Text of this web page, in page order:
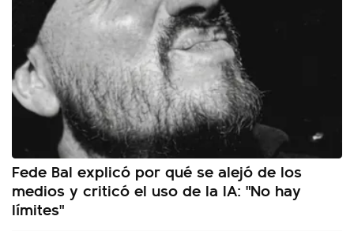
Fede Bal explicó por qué se alejó de los
medios y criticó el uso de la IA: "No hay
límites"